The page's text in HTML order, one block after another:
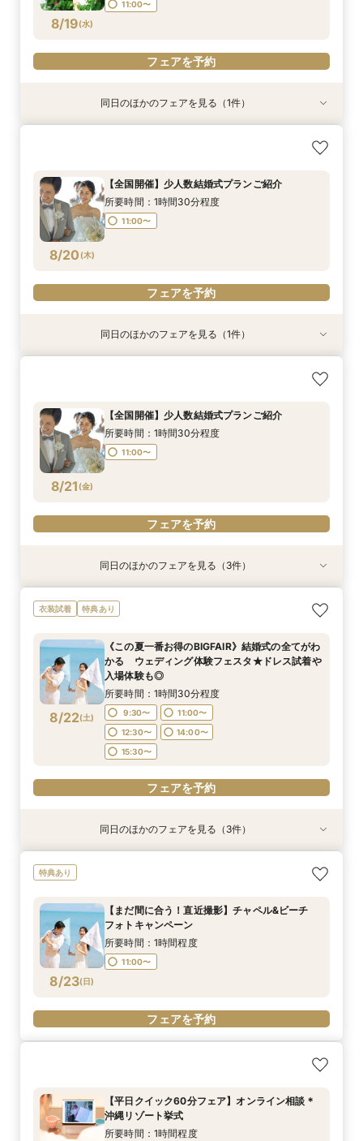
8/19(水)
11:00〜
フェアを予約
8/19 ( )
親御様のための安心相談会｜費用・準備・服装ま
同日のほかのフェアを見る（1件）
8/20 (木)
【全国開催】少人数結婚式プランご紹介
所要時間：1時間30分程度
11:00〜
フェアを予約
8/20( )
【平日クイック60分フェア】オンライン相談＊
同日のほかのフェアを見る（1件）
8/21 (金)
【全国開催】少人数結婚式プランご紹介
所要時間：1時間30分程度
11:00〜
フェアを予約
8/21(金)
【平日クイック60分フェア】オンライン相談＊
沖縄リゾート挙式
11:00〜
フェアを予約
8/21(金)
【沖縄限定】少人数挙式＋BBQパーティープラン
11:00〜
フェアを予約
8/21(金)
【まだ間に合う！直近撮影】チャペル&ビーチ
フォトキャンペーン
11:00〜
フェアを予約
同日のほかのフェアを見る（3件）
衣装試着 特典あり
8/22(土)
《この夏一番お得のBIGFAIR》結婚式の全てがわ
かる ウェディング体験フェスタ★ドレス試着や
入場体験も◎
所要時間：1時間30分程度
9:30〜
11:00〜
12:30〜
14:00〜
15:30〜
フェアを予約
8/22(土 )
【沖縄限定】少人数挙式＋BBQパーティープラン
11:00〜
8/22(土 )
11:00〜
8/22(土 )
はじめての結婚式相談も安心！即決不要で安心な
11:00〜
同日のほかのフェアを見る（3件）
特典あり
8/23(日)
【まだ間に合う！直近撮影】チャペル&ビーチ
フォトキャンペーン
所要時間：1時間程度
11:00〜
フェアを予約
【平日クイック60分フェア】オンライン相談＊
沖縄リゾート挙式
所要時間：1時間程度